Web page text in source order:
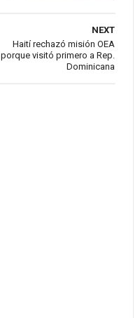
NEXT
Haití rechazó misión OEA
porque visitó primero a Rep.
Dominicana